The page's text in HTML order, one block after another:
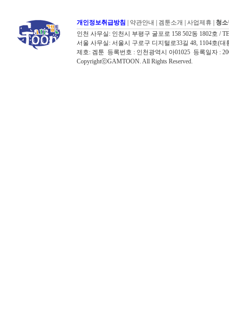
개인정보취급방침 약관안내 겜툰소개 사업제휴
청
인천 사무실: 인천시 부평구 굴포로 158 502동 1802호 /
서울 사무실: 서울시 구로구 디지털로33길 48, 1104호(대
제호: 겜툰 등록번호 : 인천광역시 아01025 등록일자 :
CopyrightⓒGAMTOON. All Rights Reserved.